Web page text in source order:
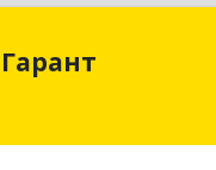
Респ, Саранск г,